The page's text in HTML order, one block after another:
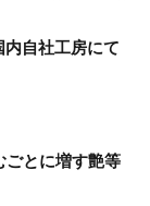
自社工房にて
ごとに増す艶等